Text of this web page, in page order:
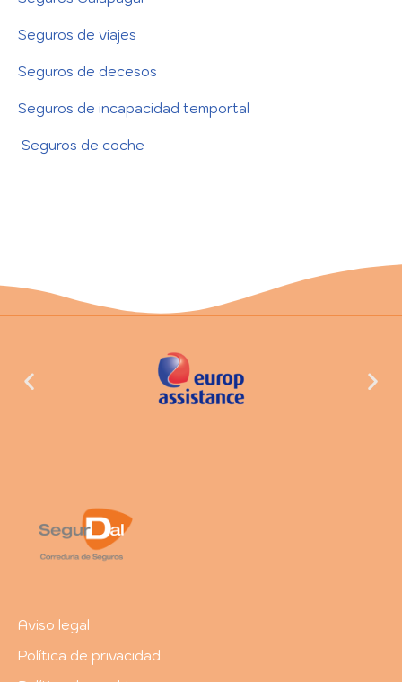
Seguros de viajes
Seguros de decesos
Seguros de incapacidad temportal
Seguros de coche
Aviso legal
Política de privacidad